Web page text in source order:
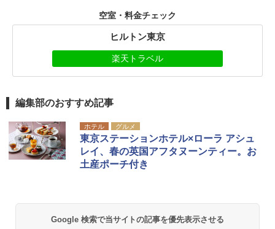
空室・料金チェック
ヒルトン東京
楽天トラベル
編集部のおすすめ記事
ホテル グルメ
東京ステーションホテル×ローラ アシュ
レイ、春の英国アフタヌーンティー。お
土産ポーチ付き
Google 検索で当サイトの記事を優先表示させる